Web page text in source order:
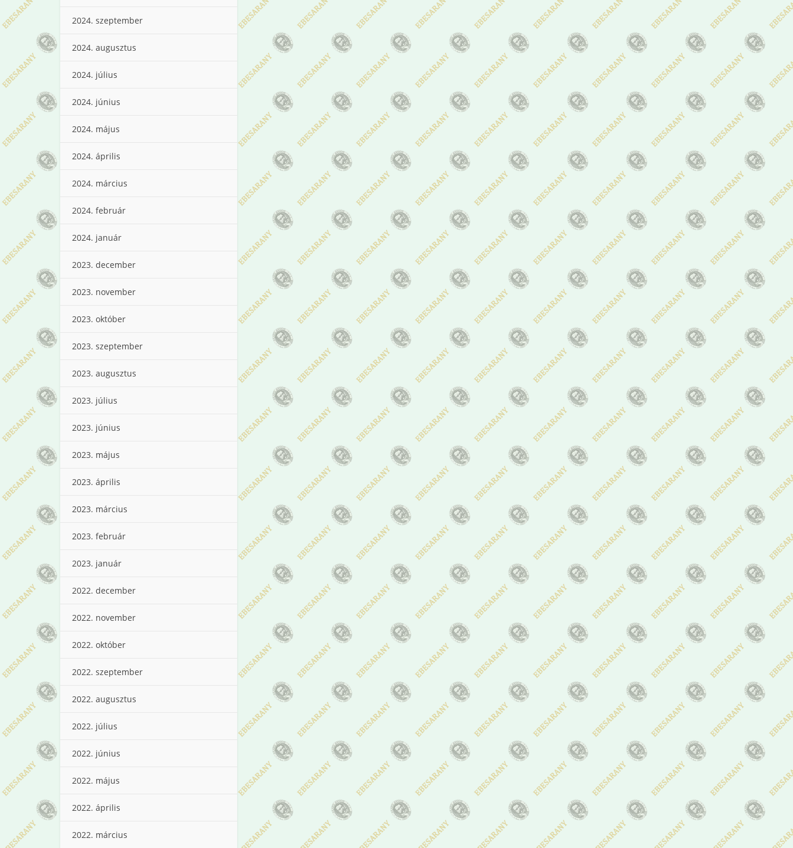
2024. szeptember
2024. augusztus
2024. július
2024. június
2024. május
2024. április
2024. március
2024. február
2024. január
2023. december
2023. november
2023. október
2023. szeptember
2023. augusztus
2023. július
2023. június
2023. május
2023. április
2023. március
2023. február
2023. január
2022. december
2022. november
2022. október
2022. szeptember
2022. augusztus
2022. július
2022. június
2022. május
2022. április
2022. március